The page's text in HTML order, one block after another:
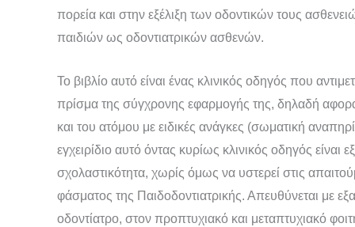
πορεία και στην εξέλιξη των οδοντικών τους
παιδιών ως οδοντιατρικών ασθενών.
Το βιβλίο αυτό είναι ένας κλινικός οδηγός που
πρίσμα της σύγχρονης εφαρμογής της, δηλαδή
και του ατόμου με ειδικές ανάγκες (σωματική
εγχειρίδιο αυτό όντας κυρίως κλινικός οδηγός είναι
σχολαστικότητα, χωρίς όμως να υστερεί στις
φάσματος της Παιδοδοντιατρικής. Απευθύνεται με
οδοντίατρο, στον προπτυχιακό και μεταπτυχιακό